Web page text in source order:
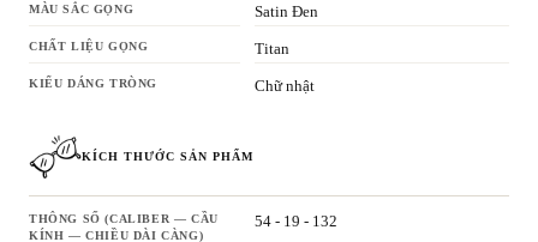
MÀU SẮC GỌNG Satin Đen
CHẤT LIỆU GỌNG Titan
KIỂU DÁNG TRÒNG Chữ nhật
KÍCH THƯỚC SẢN PHẨM
THÔNG SỐ (CALIBER — CẦU
KÍNH — CHIỀU DÀI CÀNG)
54 - 19 - 132